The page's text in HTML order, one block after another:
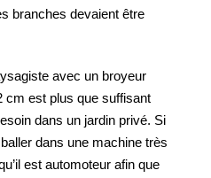
branches devaient être
avec un broyeur
cm est plus que suffisant
dans un jardin privé. Si
dans une machine très
est automoteur afin que